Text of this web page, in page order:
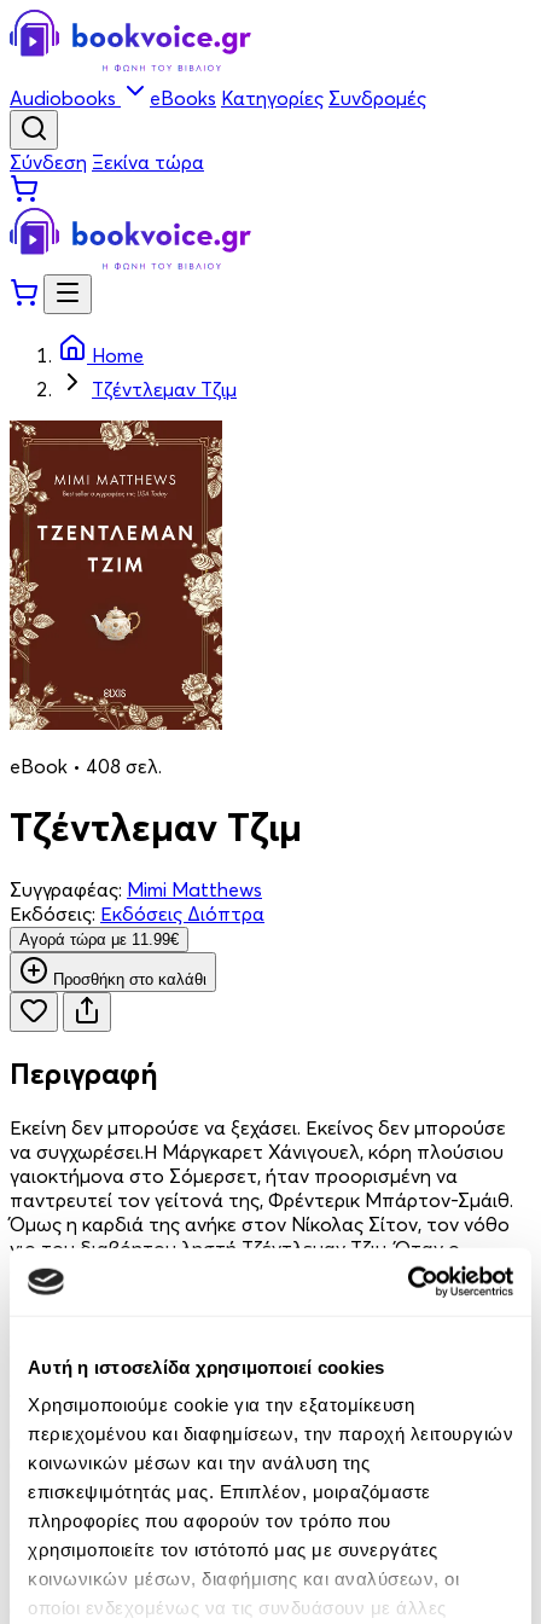
Αυτή η ιστοσελίδα χρησιμοποιεί cookies
Χρησιμοποιούμε cookie για την εξατομίκευση
περιεχομένου και διαφημίσεων, την παροχή λειτουργιών
κοινωνικών μέσων και την ανάλυση της
επισκεψιμότητάς μας. Επιπλέον, μοιραζόμαστε
πληροφορίες που αφορούν τον τρόπο που
χρησιμοποιείτε τον ιστότοπό μας με συνεργάτες
κοινωνικών μέσων, διαφήμισης και αναλύσεων, οι
οποίοι ενδεχομένως να τις συνδυάσουν με άλλες
Audiobooks eBooks Κατηγορίες Συνδρομές
Σύνδεση Ξεκίνα τώρα
Home
Τζέντλεμαν Τζιμ
eBook • 408 σελ.
Τζέντλεμαν Τζιμ
Συγγραφέας: Mimi Matthews
Εκδόσεις: Εκδόσεις Διόπτρα
Aγορά τώρα με 11.99€
Προσθήκη στο καλάθι
Περιγραφή
Εκείνη δεν μπορούσε να ξεχάσει. Εκείνος δεν μπορούσε
να συγχωρέσει.Η Μάργκαρετ Χάνιγουελ, κόρη πλούσιου
γαιοκτήμονα στο Σόμερσετ, ήταν προορισμένη να
παντρευτεί τον γείτονά της, Φρέντερικ Μπάρτον-Σμάιθ.
Όμως η καρδιά της ανήκε στον Νίκολας Σίτον, τον νόθο
γιο του διαβόητου ληστή Τζέντλεμαν Τζιμ. Όταν ο
Φρέντερικ τον κατηγορεί ψευδώς για κλοπή, ο Νίκολας
φεύγει μέσα στη νύχτα, αποφασισμένος να βρει τον
από τον θάνατο του πατέρα της, βρίσκεται παγιδευμένη
σε μια σκληρή διαθήκη: για να διατηρήσει την περιουσία
της πρέπει να παντρευτεί τον Φρέντερικ, που έχει οριστεί
και κηδεμόνας της.Τότε εμφανίζεται στο Σόμερσετ ο
υποκόμης Σεντ Κλερ, ένας ξανθός, αινιγματικός και
επικίνδυνος άντρας. Έχει έρθει για να αποκαταστήσει την
τιμή της οικογένειάς του και, αν μπορέσει, να πάρει και
λίγη εκδίκηση. Δεν έχει υπολογίσει, όμως, τη Μάργκαρετ,
που έχει βάσιμους λόγους να αμφισβητεί την ταυτότητά
του.Καθώς ο κίνδυνος πλησιάζει, ο μυστηριώδης
υποκόμης βρίσκεται διχασμένος ανάμεσα στον έρωτα και